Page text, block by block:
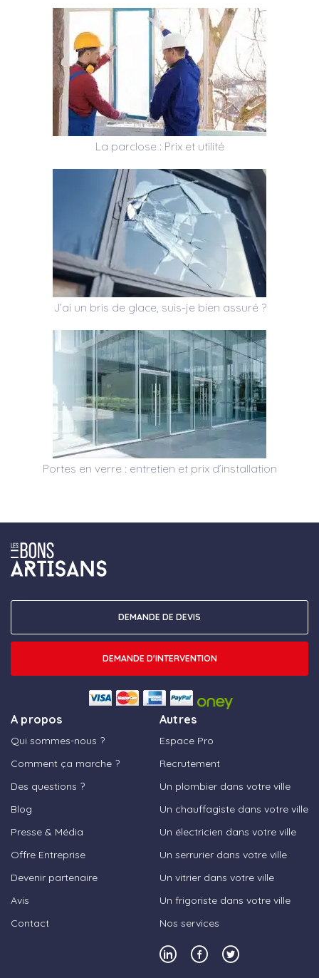
La parclose : Prix et utilité
J’ai un bris de glace, suis-je bien assuré ?
Portes en verre : entretien et prix d’installation
A propos
Qui sommes-nous ?
Comment ça marche ?
Des questions ?
Blog
Presse & Média
Offre Entreprise
Devenir partenaire
Avis
Contact
Autres
Espace Pro
Recrutement
Un plombier dans votre ville
Un chauffagiste dans votre ville
Un électricien dans votre ville
Un serrurier dans votre ville
Un vitrier dans votre ville
Un frigoriste dans votre ville
Nos services
DEMANDE DE DEVIS
DEMANDE D'INTERVENTION